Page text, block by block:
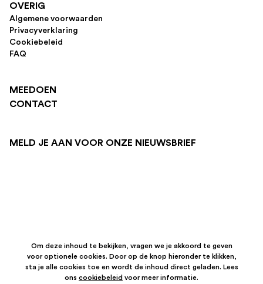
OVERIG
Algemene voorwaarden
Privacyverklaring
Cookiebeleid
FAQ
MEEDOEN
CONTACT
MELD JE AAN VOOR ONZE NIEUWSBRIEF
Om deze inhoud te bekijken, vragen we je akkoord te geven
voor optionele cookies. Door op de knop hieronder te klikken,
sta je alle cookies toe en wordt de inhoud direct geladen. Lees
ons cookiebeleid voor meer informatie.